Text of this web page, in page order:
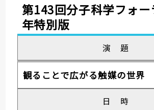
第143回分子科学フォー
年特別版
演 題
観ることで広がる触媒の世界
日 時